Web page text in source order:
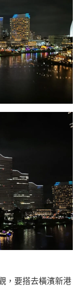
，要搭去橫濱新港